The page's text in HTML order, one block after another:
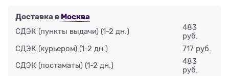
Доставка в Москва
СДЭК (пункты выдачи) (1-2 дн.)
483
руб.
СДЭК (курьером) (1-2 дн.) 717 руб.
СДЭК (постаматы) (1-2 дн.)
483
руб.